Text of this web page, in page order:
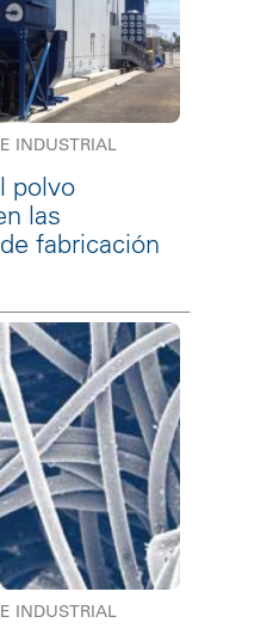
INDUSTRIAL
polvo
las
fabricación
INDUSTRIAL